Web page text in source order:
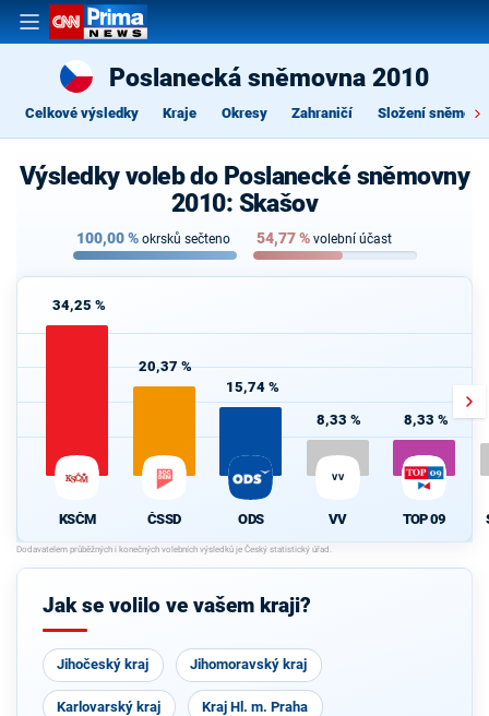
Poslanecká sněmovna 2010
Celkové výsledky Kraje Okresy Zahraničí Složení
Výsledky voleb do Poslanecké sněmovny
2010: Skašov
100,00% okrsků sečteno 54,77% volební účast
34,25 %
KSČM
20,37 %
ČSSD
15,74 %
ODS
8,33 %
VV
VV
8,33 %
TOP 09
Jak se volilo ve vašem kraji?
Jihočeský kraj Jihomoravský kraj
Karlovarský kraj Kraj Hl. m. Praha